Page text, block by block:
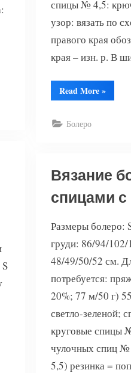
спицы № 4,5:
узор: вязать по
правого края
края – изн. р. В
Read More“Вязание
болеро
»
Болеро
Вязание
спицами
Размеры болеро:
груди: 86/94/
48/49/50/52 см.
потребуется:
20%; 77 м/50 г)
светло-зеленой;
круговые спицы
чулочных спиц
5,5) резинка =